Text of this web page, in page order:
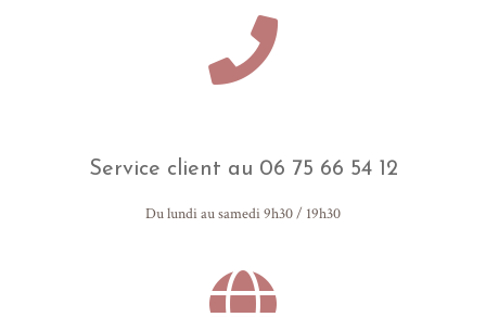
Service client au 06 75 66 54 12
Du lundi au samedi 9h30 / 19h30